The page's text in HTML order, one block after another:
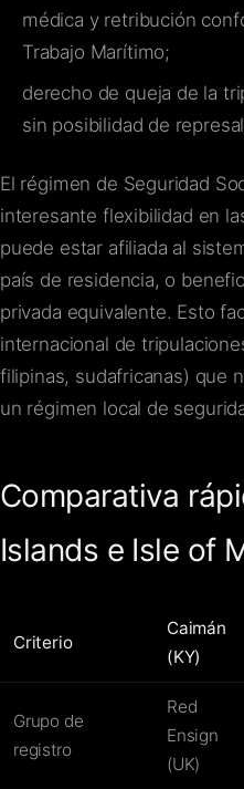
médica y retribución
Trabajo Marítimo;
derecho de queja de la
sin posibilidad de
El régimen de Seguridad
interesante flexibilidad en
puede estar afiliada al
país de residencia, o
privada equivalente. Esto
internacional de
filipinas, sudafricanas) que
un régimen local de
Comparativa
Islands e Isle of
Criterio
Caimán
(KY)
Grupo de
registro
Red
Ensign
(UK)